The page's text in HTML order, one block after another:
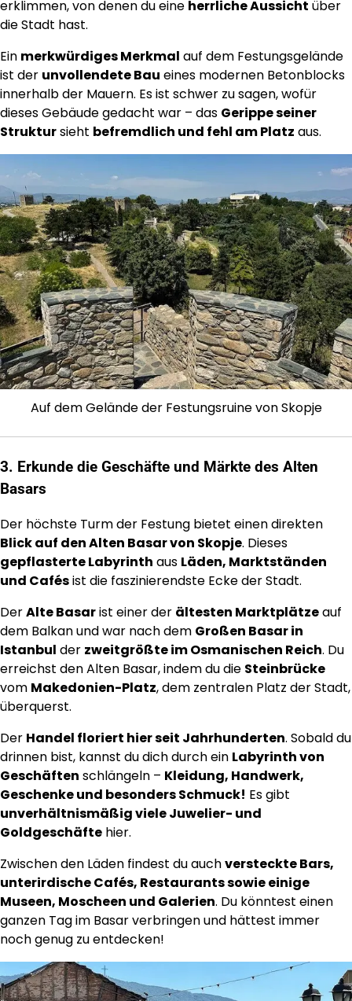
erklimmen, von denen du eine herrliche Aussicht über
die Stadt hast.
Ein merkwürdiges Merkmal auf dem Festungsgelände
ist der unvollendete Bau eines modernen Betonblocks
innerhalb der Mauern. Es ist schwer zu sagen, wofür
dieses Gebäude gedacht war – das Gerippe seiner
Struktursieht befremdlich und fehl am Platz aus.
Auf dem Gelände der Festungsruine von Skopje
3. Erkunde die Geschäfte und Märkte des Alten
Basars
Der höchste Turm der Festung bietet einen direkten
Blick auf den Alten Basar von Skopje. Dieses
gepflasterte Labyrinth aus Läden, Marktständen
und Cafésist die faszinierendste Ecke der Stadt.
DerAlte Basarist einer der ältesten Marktplätzeauf
dem Balkan und war nach dem Großen Basar in
Istanbul der zweitgrößte im Osmanischen Reich. Du
erreichst den Alten Basar, indem du die Steinbrücke
vom Makedonien-Platz, dem zentralen Platz der Stadt,
überquerst.
Der Handel floriert hier seit Jahrhunderten. Sobald du
drinnen bist, kannst du dich durch ein Labyrinth von
Geschäften schlängeln – Kleidung, Handwerk,
Geschenke und besonders Schmuck! Es gibt
unverhältnismäßig viele Juwelier- und
Goldgeschäfte hier.
Zwischen den Läden findest du auchversteckte Bars,
unterirdische Cafés, Restaurants sowie einige
Museen, Moscheen und Galerien. Du könntest einen
ganzen Tag im Basar verbringen und hättest immer
noch genug zu entdecken!